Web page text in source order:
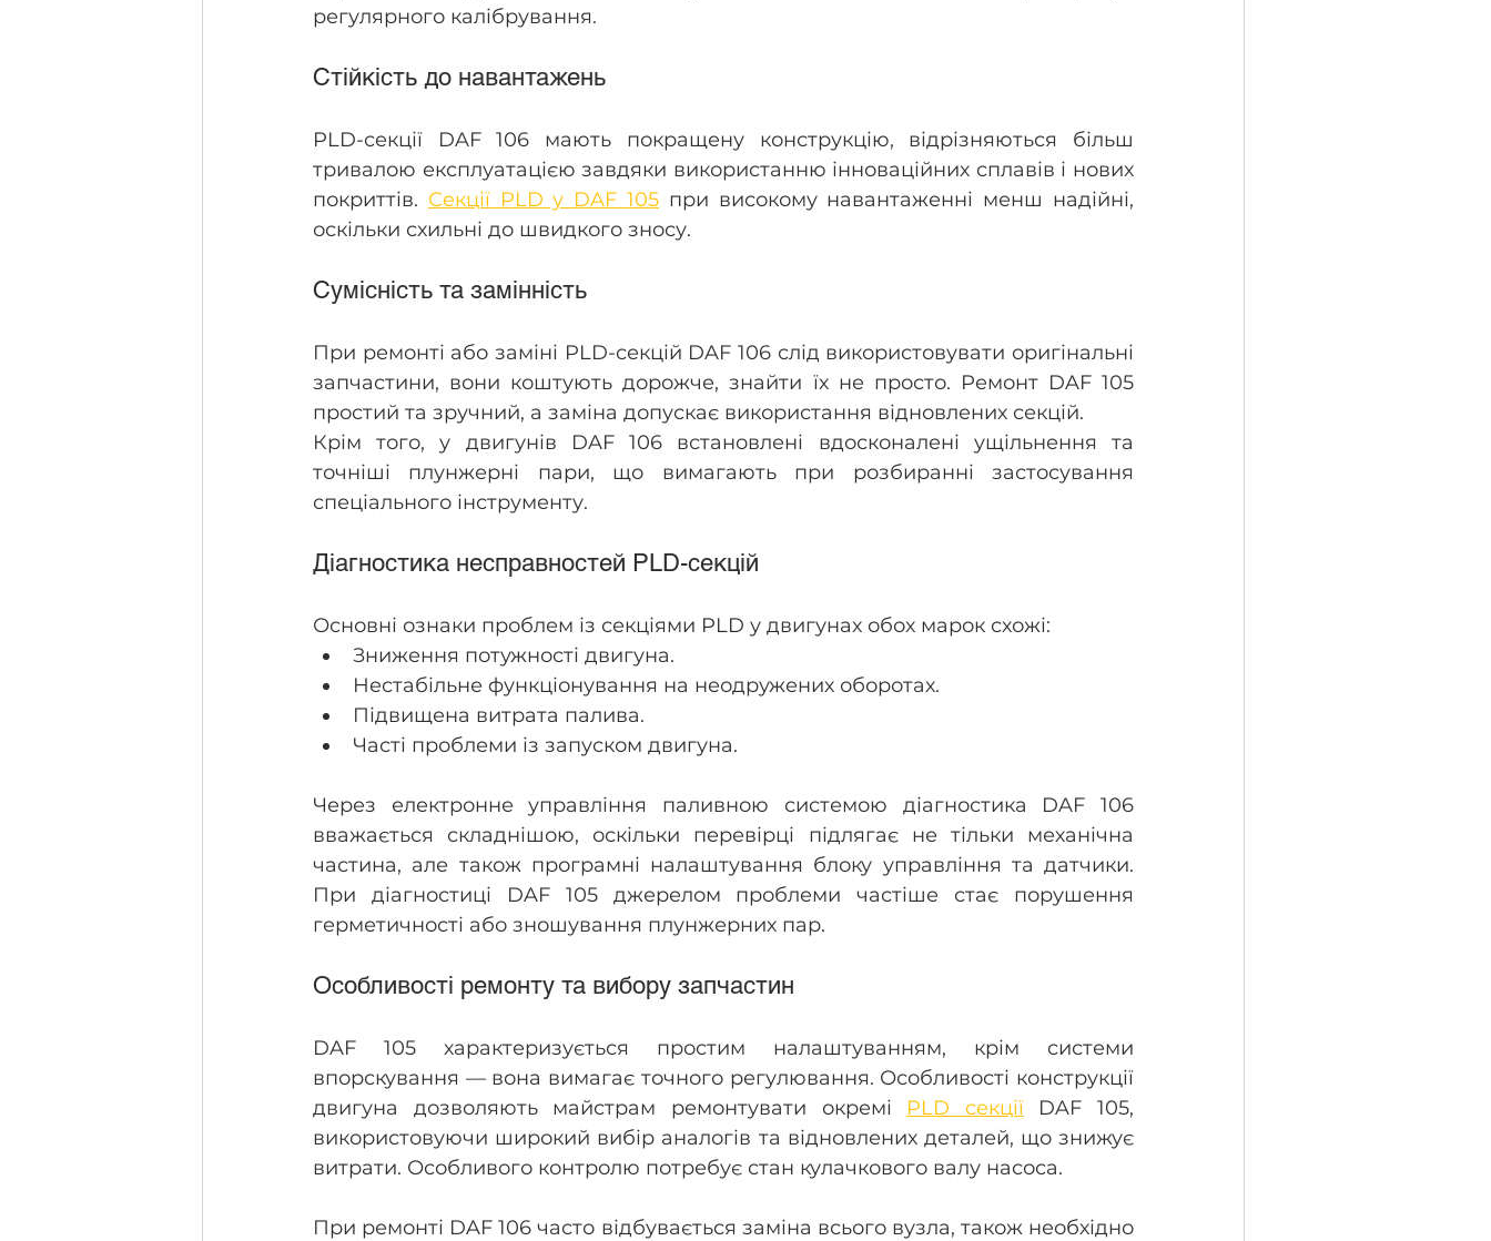
регулярного калібрування.
Стійкість до навантажень
PLD-секції DAF 106 мають покращену конструкцію, відрізняються більш
тривалою експлуатацією завдяки використанню інноваційних сплавів і нових
покриттів. Секції PLD у DAF 105 при високому навантаженні менш надійні,
оскільки схильні до швидкого зносу.
Сумісність та замінність
При ремонті або заміні PLD-секцій DAF 106 слід використовувати оригінальні
запчастини, вони коштують дорожче, знайти їх не просто. Ремонт DAF 105
простий та зручний, а заміна допускає використання відновлених секцій.
Крім того, у двигунів DAF 106 встановлені вдосконалені ущільнення та
точніші плунжерні пари, що вимагають при розбиранні застосування
спеціального інструменту.
Діагностика несправностей PLD-секцій
Основні ознаки проблем із секціями PLD у двигунах обох марок схожі:
Зниження потужності двигуна.
Нестабільне функціонування на неодружених оборотах.
Підвищена витрата палива.
Часті проблеми із запуском двигуна.
Через електронне управління паливною системою діагностика DAF 106
вважається складнішою, оскільки перевірці підлягає не тільки механічна
частина, але також програмні налаштування блоку управління та датчики.
При діагностиці DAF 105 джерелом проблеми частіше стає порушення
герметичності або зношування плунжерних пар.
Особливості ремонту та вибору запчастин
DAF 105 характеризується простим налаштуванням, крім системи
впорскування — вона вимагає точного регулювання. Особливості конструкції
двигуна дозволяють майстрам ремонтувати окремі PLD секції DAF 105,
використовуючи широкий вибір аналогів та відновлених деталей, що знижує
витрати. Особливого контролю потребує стан кулачкового валу насоса.
При ремонті DAF 106 часто відбувається заміна всього вузла, також необхідно